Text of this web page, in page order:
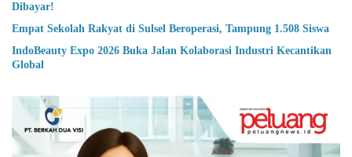
Dibayar!
Empat Sekolah Rakyat di Sulsel Beroperasi, Tampung 1.508 Siswa
IndoBeauty Expo 2026 Buka Jalan Kolaborasi Industri Kecantikan
Global